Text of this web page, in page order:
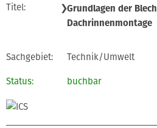
❯Grundlagen der
Dachrinnenmontage
Technik/Umwelt
buchbar